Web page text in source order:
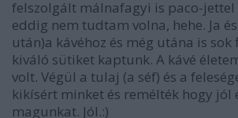
felszolgált málnafagyi is paco-jettel
eddig nem tudtam volna, hehe. Ja
után)a kávéhoz és még utána is
kiváló sütiket kaptunk. A kávé
volt. Végül a tulaj (a séf) és a
kikísért minket és remélték hogy jól
magunkat. Jól.:)